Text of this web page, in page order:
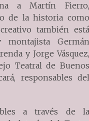
a Martín Fierro,
de la historia como
también está
Germán
y Jorge Vásquez,
Teatral de Buenos
responsables del
a través de la